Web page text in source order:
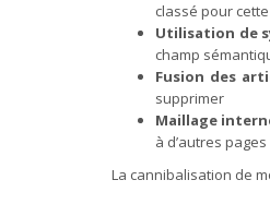
classé pour
Utilisation de
champ
Fusion des
supprimer
Maillage
à d’autres
La cannibalisation de